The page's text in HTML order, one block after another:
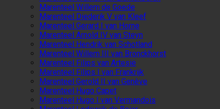
Marenteel Willem de Goede
Marenteel Diederik V van Kleef
Marenteel Gerard I van Horne
Marenteel Arnold IV van Steyn
Marenteel Hendrik van Schotland
Marenteel Willem III van Bronckhorst
Marenteel Filips van Artesië
Marenteel Filips I van Frankrijk
Marenteel Gerold II van Genève
Marenteel Hugo Capet
Marenteel Hugo I van Vermandois